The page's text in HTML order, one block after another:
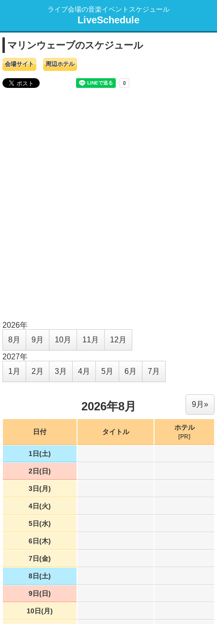
ライブ会場の音楽イベントスケジュール
LiveSchedule
マリンウェーブのスケジュール
会場サイト 周辺ホテル
2026年
8月
9月 10月 11月 12月
2027年
1月
2月 3月 4月 5月 6月 7月
2026年8月 9月»
日付 タイトル
ホテル
[PR]
1日(土)
2日(日)
3日(月)
4日(火)
5日(水)
6日(木)
7日(金)
8日(土)
9日(日)
10日(月)